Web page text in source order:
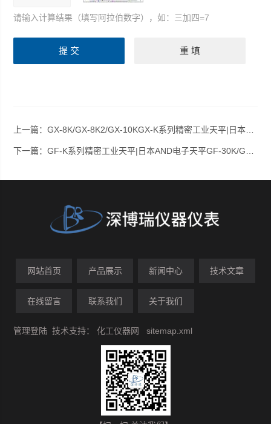
请输入计算结果（填写阿拉伯数字），如：三加四=7
上一篇：GX-8K/GX-8K2/GX-10KGX-K系列精密工业天平|日本AND电子天平GX-8K/GX-8K2/GX-10K
下一篇：GF-K系列精密工业天平|日本AND电子天平GF-30K/GF-32K
网站首页 产品展示 新闻中心 技术文章
在线留言 联系我们 关于我们
管理登陆 技术支持：化工仪器网 sitemap.xml